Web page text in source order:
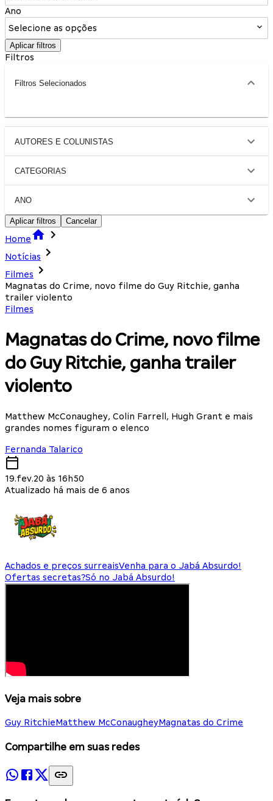
Ano
Selecione as opções
Aplicar filtros
Filtros
Filtros Selecionados
AUTORES E COLUNISTAS
CATEGORIAS
ANO
Aplicar filtros Cancelar
Home
Notícias
Filmes
Magnatas do Crime, novo filme do Guy Ritchie, ganha
trailer violento
Filmes
Magnatas do Crime, novo filme
do Guy Ritchie, ganha trailer
violento
Matthew McConaughey, Colin Farrell, Hugh Grant e mais
grandes nomes figuram o elenco
Fernanda Talarico
19.fev.20 às 16h50
Atualizado há mais de 6 anos
Achados e preços surreaisVenha para o Jabá Absurdo!
Ofertas secretas?Só no Jabá Absurdo!
Veja mais sobre
Guy RitchieMatthew McConaugheyMagnatas do Crime
Compartilhe em suas redes